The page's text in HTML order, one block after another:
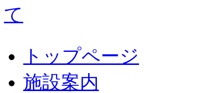
て
トップページ
施設案内